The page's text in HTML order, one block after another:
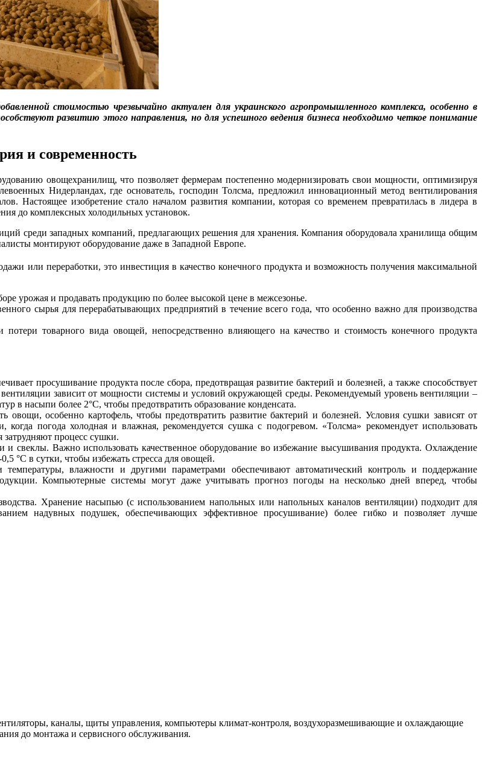
стоимостью чрезвычайно актуален для украинского агропромышленного комплекса, особенно в
развитию этого направления, но для успешного ведения бизнеса необходимо четкое понимание
и современность
овощехранилищ, что позволяет фермерам постепенно модернизировать свои мощности, оптимизируя
Нидерландах, где основатель, господин Толсма, предложил инновационный метод вентилирования
Настоящее изобретение стало началом развития компании, которая со временем превратилась в лидера в
до комплексных холодильных установок.
среди западных компаний, предлагающих решения для хранения. Компания оборудовала хранилища общим
монтируют оборудование даже в Западной Европе.
или переработки, это инвестиция в качество конечного продукта и возможность получения максимальной
урожая и продавать продукцию по более высокой цене в межсезонье.
сырья для перерабатывающих предприятий в течение всего года, что особенно важно для производства
товарного вида овощей, непосредственно влияющего на качество и стоимость конечного продукта
просушивание продукта после сбора, предотвращая развитие бактерий и болезней, а также способствует
зависит от мощности системы и условий окружающей среды. Рекомендуемый уровень вентиляции –
в насыпи более 2°C, чтобы предотвратить образование конденсата.
особенно картофель, чтобы предотвратить развитие бактерий и болезней. Условия сушки зависят от
погода холодная и влажная, рекомендуется сушка с подогревом. «Толсма» рекомендует использовать
затрудняют процесс сушки.
и свеклы. Важно использовать качественное оборудование во избежание высушивания продукта. Охлаждение
°C в сутки, чтобы избежать стресса для овощей.
влажности и другими параметрами обеспечивают автоматический контроль и поддержание
Компьютерные системы могут даже учитывать прогноз погоды на несколько дней вперед, чтобы
Хранение насыпью (с использованием напольных или напольных каналов вентиляции) подходит для
надувных подушек, обеспечивающих эффективное просушивание) более гибко и позволяет лучше
каналы, щиты управления, компьютеры климат-контроля, воздухоразмешивающие и охлаждающие
до монтажа и сервисного обслуживания.